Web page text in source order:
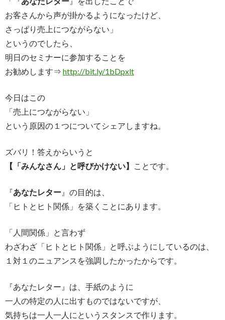
お客さんから声が掛かるようになったけど、
さっぱり売上につながらない」
というのでしたら、
明日のセミナーに参加することを
お勧めします⇒ http://bit.ly/1bDpxlt
今日はこの
「売上につながらない」
という原因の１つについてシェアしますね。
ズバリ！答えからいうと
【「みんなさん」と呼びかけない】
ことです。
『あなたレター 』の目的は、
「ヒトとヒト関係」を築くことにあります。
「人間関係」と言わず
わざわざ「ヒトとヒト関係」と呼ぶようにしているのは、
１対１のニュアンスを強調したかったからです。
『あなたレター』は、手紙のように
一人の特定の人に出すものではないですが、
気持ちは一人一人にというスタンスで作ります。